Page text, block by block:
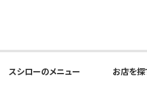
スシローのメニュー お店を探